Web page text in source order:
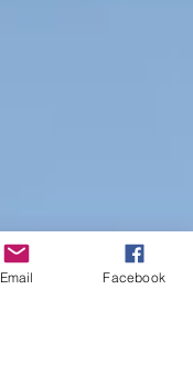
Email Facebook